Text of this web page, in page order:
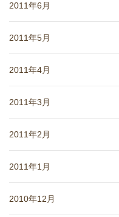
2011年6月
2011年5月
2011年4月
2011年3月
2011年2月
2011年1月
2010年12月